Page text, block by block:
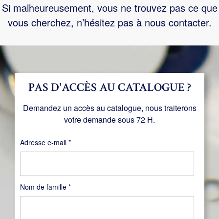
Si malheureusement, vous ne trouvez pas ce que
vous cherchez, n’hésitez pas à nous contacter.
Nom de famille *
PAS D'ACCÈS AU CATALOGUE ?
Demandez un accès au catalogue, nous traiterons
votre demande sous 72 H.
Adresse e-mail *Obligatoire